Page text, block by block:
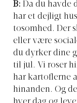
B: Da du havde
har et dejligt
tosomhed. Der
eller være
du dyrker dine
til jul. Vi roser
har kartoflerne
hinanden. Og